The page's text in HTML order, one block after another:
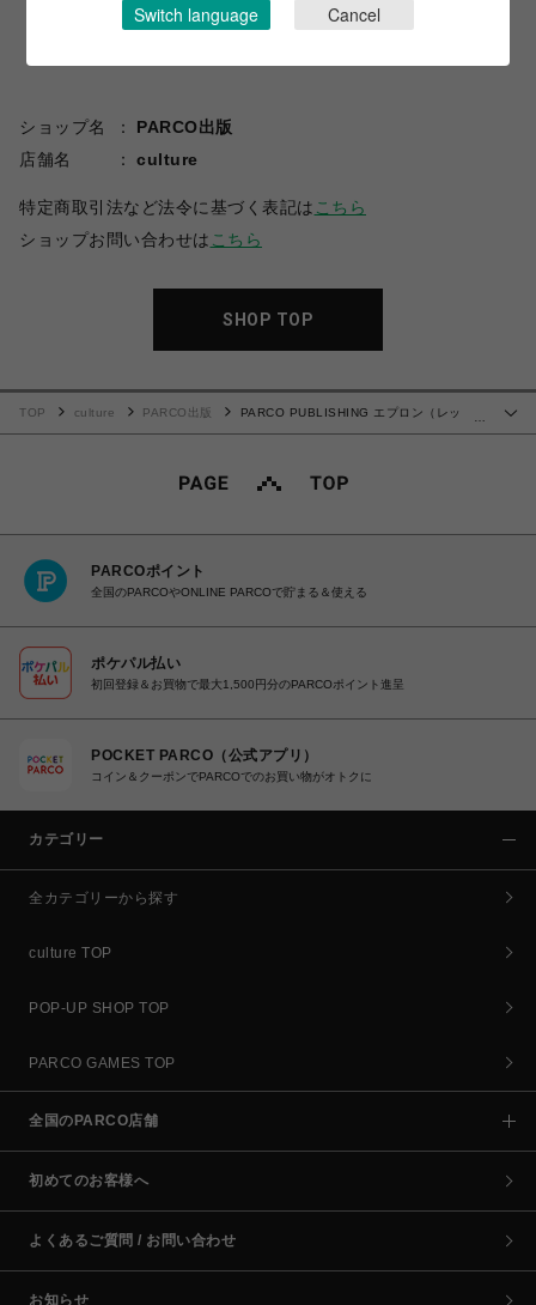
ショップ名
PARCO出版
店舗名
culture
特定商取引法など法令に基づく表記は こちら
ショップお問い合わせは こちら
SHOP TOP
…
TOP culture PARCO出版
PARCO PUBLISHING エプロン（レッ
PARCOポイント
全国のPARCOやONLINE PARCOで貯まる＆使える
ポケパル払い
初回登録＆お買物で最大1,500円分のPARCOポイント進呈
POCKET PARCO（公式アプリ）
コイン＆クーポンでPARCOでのお買い物がオトクに
カテゴリー
全カテゴリーから探す
culture TOP
POP-UP SHOP TOP
PARCO GAMES TOP
全国のPARCO店舗
初めてのお客様へ
よくあるご質問 / お問い合わせ
お知らせ
Switch language Cancel